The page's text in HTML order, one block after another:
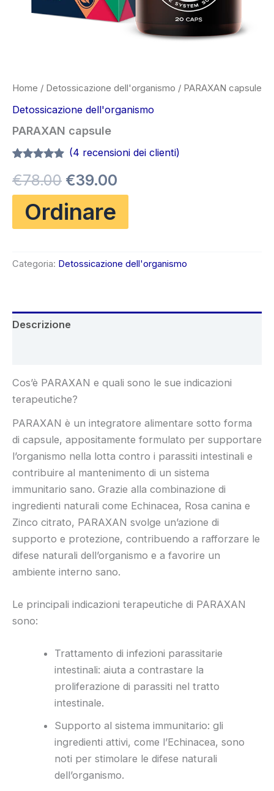
Home / Detossicazione dell'organismo / PARAXAN capsule
Detossicazione dell'organismo
PARAXAN capsule
su 5 su
base di
recensioni
(4 recensioni dei clienti)
€78.00 Il
prezzo
originale
€39.00
attuale
Ordinare
Categoria: Detossicazione dell'organismo
Descrizione
Cos’è PARAXAN e quali sono le sue indicazioni
terapeutiche?
PARAXAN è un integratore alimentare sotto forma
di capsule, appositamente formulato per supportare
l’organismo nella lotta contro i parassiti intestinali e
contribuire al mantenimento di un sistema
immunitario sano. Grazie alla combinazione di
ingredienti naturali come Echinacea, Rosa canina e
Zinco citrato, PARAXAN svolge un’azione di
supporto e protezione, contribuendo a rafforzare le
difese naturali dell’organismo e a favorire un
ambiente interno sano.
Le principali indicazioni terapeutiche di PARAXAN
sono:
Trattamento di infezioni parassitarie
intestinali: aiuta a contrastare la
proliferazione di parassiti nel tratto
intestinale.
Supporto al sistema immunitario: gli
ingredienti attivi, come l’Echinacea, sono
noti per stimolare le difese naturali
dell’organismo.